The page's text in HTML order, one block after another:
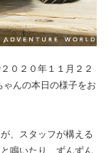
０２０年１１月２２
んの本日の様子をお
、スタッフが構える
鳴いたり、ずんずん